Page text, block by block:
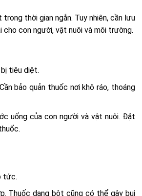
thời gian ngắn. Tuy nhiên, cần lưu
con người, vật nuôi và môi trường.
tiêu diệt.
bảo quản thuốc nơi khô ráo, thoáng
uống của con người và vật nuôi. Đặt
tức.
Thuốc dạng bột cũng có thể gây bụi